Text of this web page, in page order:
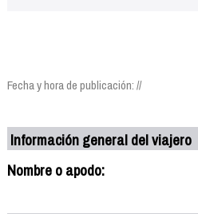
Fecha y hora de publicación: //
Información general del viajero
Nombre o apodo: